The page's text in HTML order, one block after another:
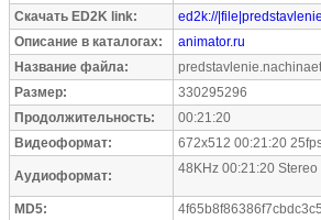
Скачать ED2K link:
ed2k://
Описание в каталогах:
animator.ru
Название файла:
Размер:
330295296
Продолжительность:
00:21:20
Видеоформат:
672x512 00:21:20
Аудиоформат: 48KHz 00:21:20
MD5: